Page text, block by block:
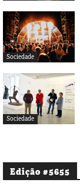
Sociedade
Sociedade
Edição #5655